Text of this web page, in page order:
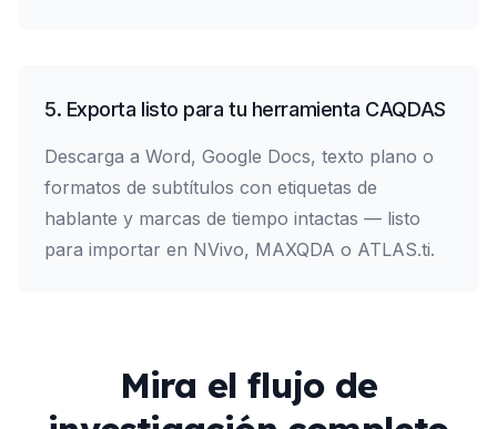
5. Exporta listo para tu herramienta CAQDAS
Descarga a Word, Google Docs, texto plano o
formatos de subtítulos con etiquetas de
hablante y marcas de tiempo intactas — listo
para importar en NVivo, MAXQDA o ATLAS.ti.
Mira el flujo de